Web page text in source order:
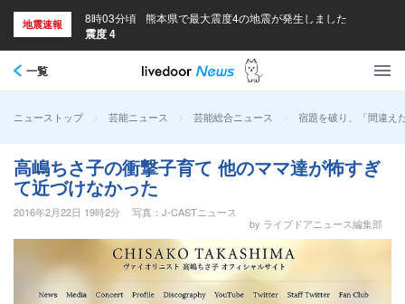
地震速報 8時03分頃 熊本県で最大震度4の地震が発生しました
震度 4
一覧
ニューストップ > 芸能ニュース > 芸能総合ニュース > 宿題を破り、「間違え
高嶋ちさ子の衝撃子育て 他のママ達が怖すぎ
て近づけなかった
2016年2月22日 19時2分
写真：J-CASTニュース
by ライブドアニュース編集部